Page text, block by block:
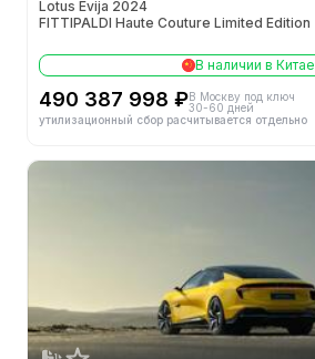
Lotus Evija 2024
FITTIPALDI Haute Couture Limited Edition
В наличии в Китае
490 387 998 ₽В Москву под ключ
30-60 дней
утилизационный сбор расчитывается отдельно